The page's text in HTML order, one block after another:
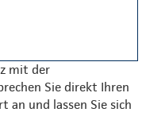
mit der
Sie direkt Ihren
an und lassen Sie sich